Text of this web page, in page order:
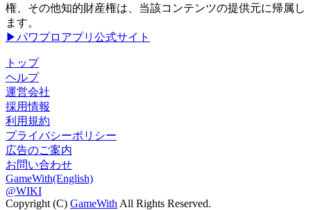
権、その他知的財産権は、当該コンテンツの提供元に帰属し
ます。
▶パワプロアプリ公式サイト
トップ
ヘルプ
運営会社
採用情報
利用規約
プライバシーポリシー
広告のご案内
お問い合わせ
GameWith(English)
@WIKI
Copyright (C) GameWith All Rights Reserved.